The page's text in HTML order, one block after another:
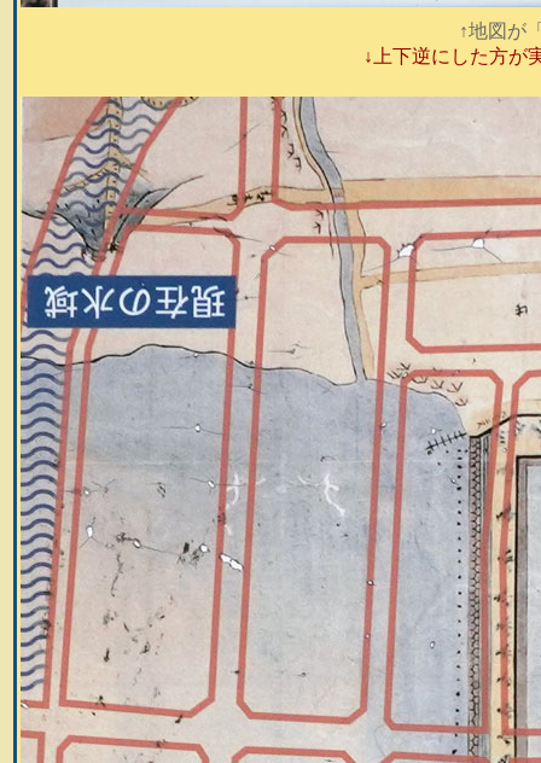
↑地図が
↓上下逆にした方が